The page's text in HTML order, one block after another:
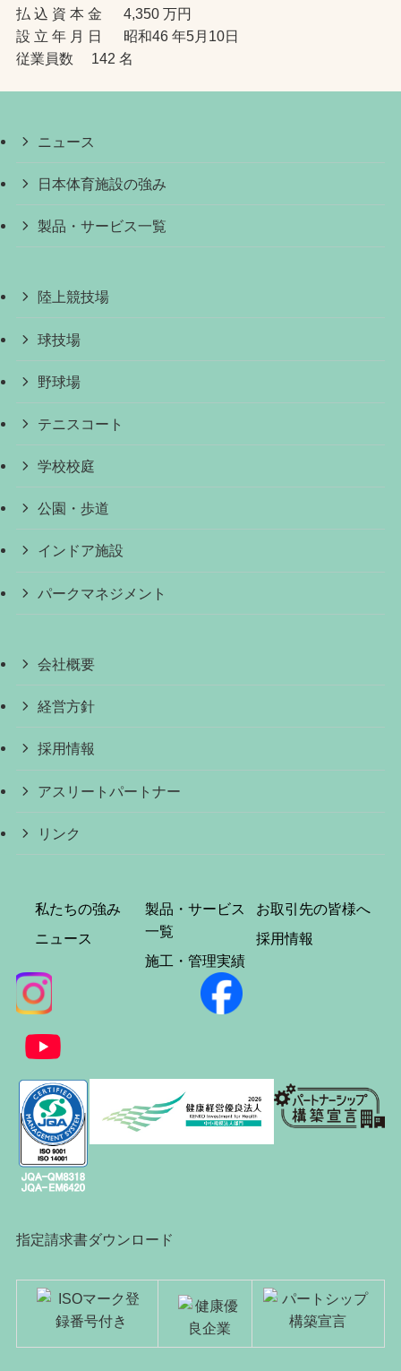
払 込 資 本 金 4,350 万円
設 立 年 月 日 昭和46 年5月10日
従業員数 142 名
ニュース
日本体育施設の強み
製品・サービス一覧
陸上競技場
球技場
野球場
テニスコート
学校校庭
公園・歩道
インドア施設
パークマネジメント
会社概要
経営方針
採用情報
アスリートパートナー
リンク
私たちの強み
ニュース
製品・サービス
一覧
施工・管理実績
お取引先の皆様へ
採用情報
指定請求書ダウンロード